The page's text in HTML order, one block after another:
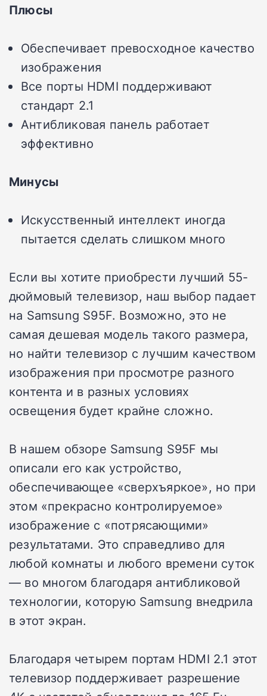
Плюсы
Обеспечивает превосходное качество
изображения
Все порты HDMI поддерживают
стандарт 2.1
Антибликовая панель работает
эффективно
Минусы
Искусственный интеллект иногда
пытается сделать слишком много
Если вы хотите приобрести лучший 55-
дюймовый телевизор, наш выбор падает
на Samsung S95F. Возможно, это не
самая дешевая модель такого размера,
но найти телевизор с лучшим качеством
изображения при просмотре разного
контента и в разных условиях
освещения будет крайне сложно.
В нашем обзоре Samsung S95F мы
описали его как устройство,
обеспечивающее «сверхъяркое», но при
этом «прекрасно контролируемое»
изображение с «потрясающими»
результатами. Это справедливо для
любой комнаты и любого времени суток
— во многом благодаря антибликовой
технологии, которую Samsung внедрила
в этот экран.
Благодаря четырем портам HDMI 2.1 этот
телевизор поддерживает разрешение